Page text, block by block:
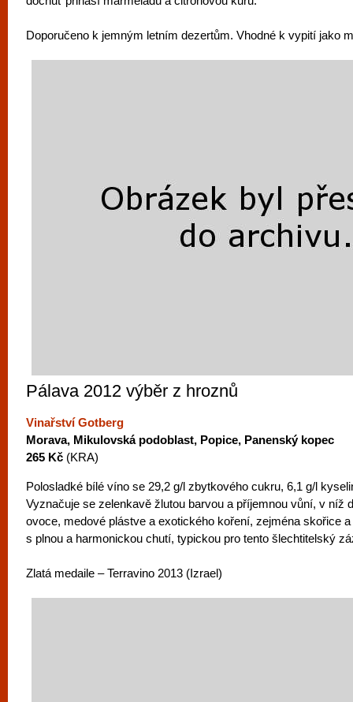
Doporučeno k jemným letním dezertům. Vhodné k vypití jako
Pálava 2012 výběr z hroznů
Vinařství Gotberg
Morava, Mikulovská podoblast, Popice, Panenský kopec
265 Kč (KRA)
Polosladké bílé víno se 29,2 g/l zbytkového cukru, 6,1 g/l
Vyznačuje se zelenkavě žlutou barvou a příjemnou vůní, v níž
ovoce, medové plástve a exotického koření, zejména skořice
s plnou a harmonickou chutí, typickou pro tento šlechtitelský
Zlatá medaile – Terravino 2013 (Izrael)